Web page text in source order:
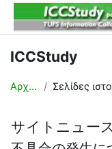
Μετάβαση στο
ICCStudy
Αρχική
サイトニュース